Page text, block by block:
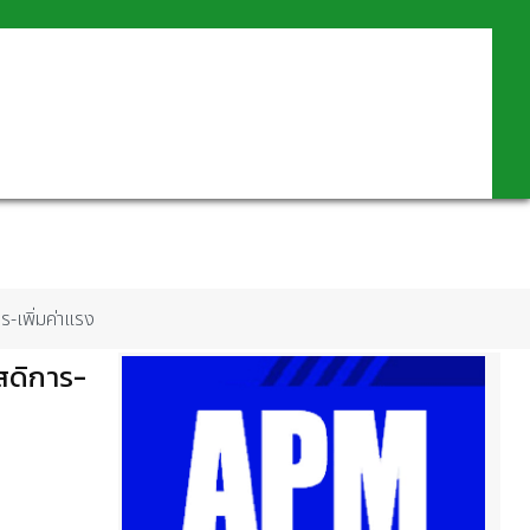
-เพิ่มค่าแรง
ดิการ-